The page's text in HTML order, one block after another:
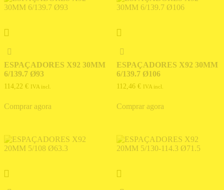
ESPAÇADORES X92 30MM
6/139.7 Ø93
114,22 € IVA incl.
Comprar agora
ESPAÇADORES X92 30MM
6/139.7 Ø106
112,46 € IVA incl.
Comprar agora